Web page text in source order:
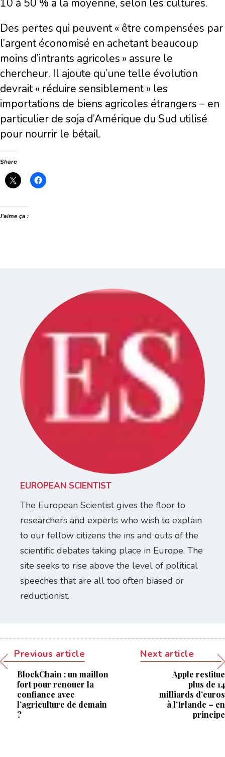
10 à 50 % à la moyenne, selon les cultures.
Des pertes qui peuvent « être compensées par
l’argent économisé en achetant beaucoup
moins d’intrants agricoles » assure le
chercheur. Il ajoute qu’une telle évolution
devrait « réduire sensiblement » les
importations de biens agricoles étrangers – en
particulier de soja d’Amérique du Sud utilisé
pour nourrir le bétail.
Share
J’aime ça :
EUROPEAN SCIENTIST
The European Scientist gives the floor to
researchers and experts who wish to explain
to our fellow citizens the ins and outs of the
scientific debates taking place in Europe. The
site seeks to rise above the level of political
speeches that are all too often biased or
reductionist.
Previous article
BlockChain : un maillon
fort pour renouer la
confiance avec
l’agriculture de demain
?
Next article
Apple restitue
plus de 14
milliards d’euros
à l’Irlande – en
principe